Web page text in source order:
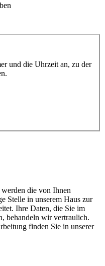
und die Uhrzeit an, zu der
die von Ihnen
Stelle in unserem Haus zur
Ihre Daten, die Sie im
behandeln wir vertraulich.
finden Sie in unserer